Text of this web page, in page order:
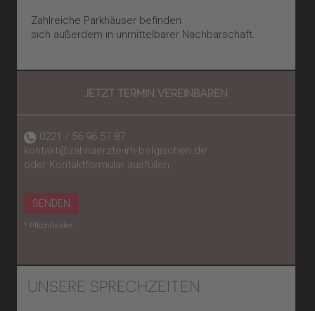
Zahlreiche Parkhäuser befinden
sich außerdem in unmittelbarer Nachbarschaft.
JETZT TERMIN VEREINBAREN
0221 / 56 96 57 87
kontakt@zahnaerzte-im-belgischen.de
oder Kontaktformular ausfüllen
SENDEN
* Pflichtfelder.
UNSERE SPRECHZEITEN